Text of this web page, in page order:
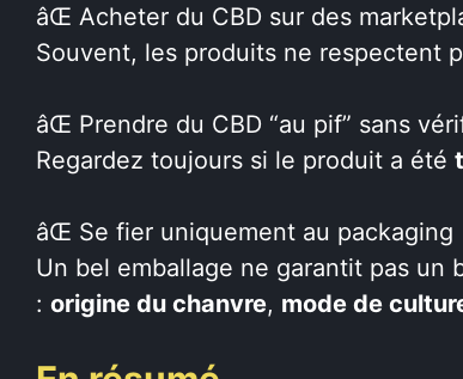
âŒ Acheter du CBD sur des
Souvent, les produits ne respectent
âŒ Prendre du CBD “au pif” sans
Regardez toujours si le produit a été
âŒ Se fier uniquement au packaging
Un bel emballage ne garantit pas un
: origine du chanvre, mode de